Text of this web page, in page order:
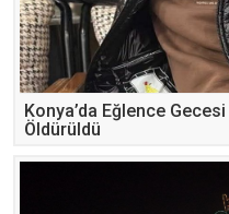
Konya’da Eğlence
Öldürüldü